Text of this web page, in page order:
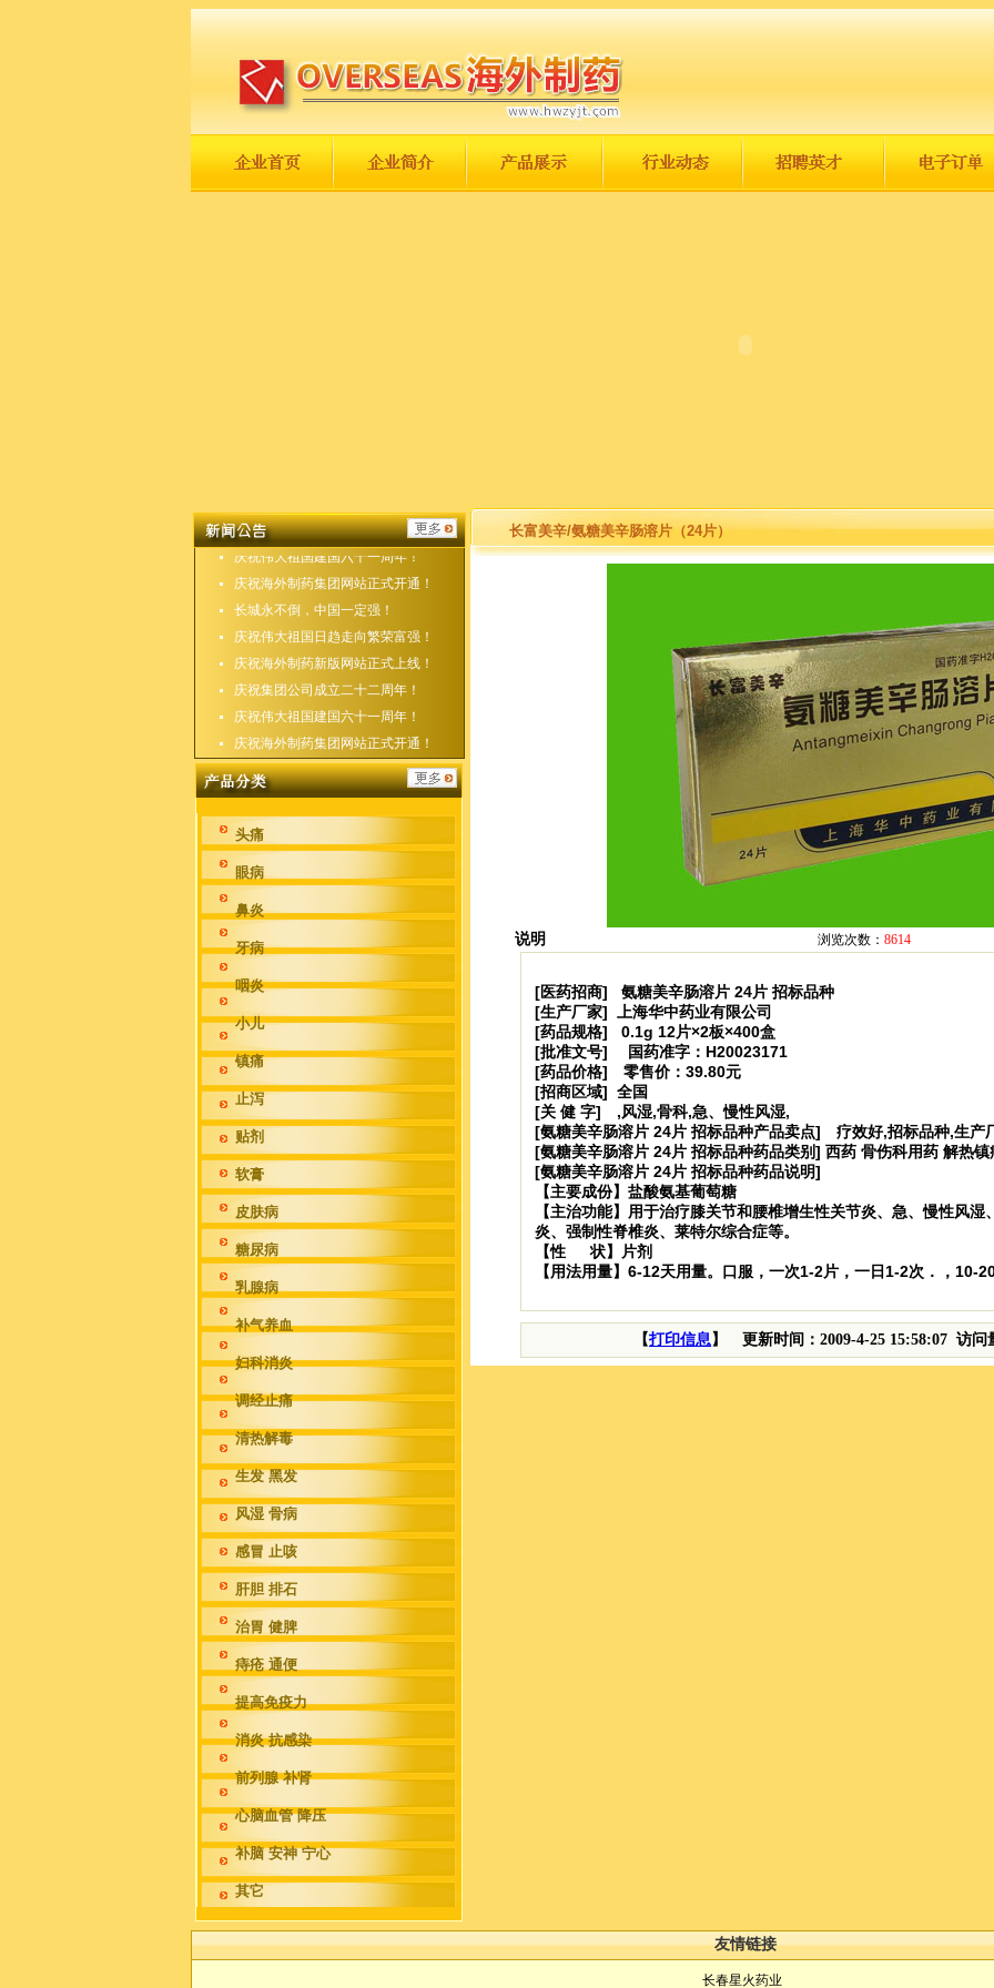
庆祝集团公司成立二十二周年！
庆祝伟大祖国建国六十一周年！
庆祝海外制药集团网站正式开通！
长城永不倒，中国一定强！
庆祝伟大祖国日趋走向繁荣富强！
庆祝海外制药新版网站正式上线！
庆祝集团公司成立二十二周年！
庆祝伟大祖国建国六十一周年！
庆祝海外制药集团网站正式开通！
头痛
眼病
鼻炎
牙病
咽炎
小儿
镇痛
止泻
贴剂
软膏
皮肤病
糖尿病
乳腺病
补气养血
妇科消炎
调经止痛
清热解毒
生发 黑发
风湿 骨病
感冒 止咳
肝胆 排石
治胃 健脾
痔疮 通便
提高免疫力
消炎 抗感染
前列腺 补肾
心脑血管 降压
补脑 安神 宁心
其它
长富美辛/氨糖美辛肠溶片（24片）
说明 浏览次数： 8614
[医药招商] 氨糖美辛肠溶片 24片 招标品种
[生产厂家] 上海华中药业有限公司
[药品规格] 0.1g 12片×2板×400盒
[批准文号] 国药准字：H20023171
[药品价格] 零售价：39.80元
[招商区域] 全国
[关 健 字] ,风湿,骨科,急、慢性风湿,
[氨糖美辛肠溶片 24片 招标品种产品卖点] 疗效好,招标品种,生产
[氨糖美辛肠溶片 24片 招标品种药品类别] 西药 骨伤科用药 解热
[氨糖美辛肠溶片 24片 招标品种药品说明]
【主要成份】盐酸氨基葡萄糖
【主治功能】用于治疗膝关节和腰椎增生性关节炎、急、慢性风
炎、强制性脊椎炎、莱特尔综合症等。
【性 状】片剂
【用法用量】6-12天用量。口服，一次1-2片，一日1-2次．，10-
【打印信息】 更新时间：2009-4-25 15:58:07 访
友情链接
长春星火药业